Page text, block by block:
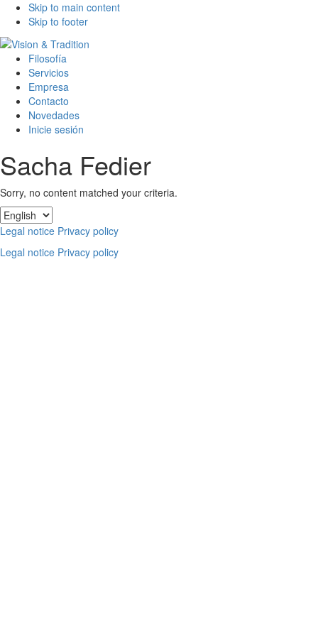
Skip to main content
Skip to footer
Filosofía
Servicios
Empresa
Contacto
Novedades
Inicie sesión
Sacha Fedier
Sorry, no content matched your criteria.
Footer
Elegir
un
idioma
Legal notice Privacy policy
Legal notice Privacy policy